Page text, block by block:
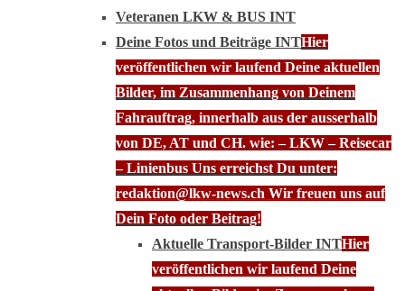
Veteranen LKW & BUS INT
Deine Fotos und Beiträge INTHier
veröffentlichen wir laufend Deine aktuellen
Bilder, im Zusammenhang von Deinem
Fahrauftrag, innerhalb aus der ausserhalb
von DE, AT und CH. wie: – LKW – Reisecar
– Linienbus Uns erreichst Du unter:
redaktion@lkw-news.ch Wir freuen uns auf
Dein Foto oder Beitrag!
Aktuelle Transport-Bilder INTHier
veröffentlichen wir laufend Deine